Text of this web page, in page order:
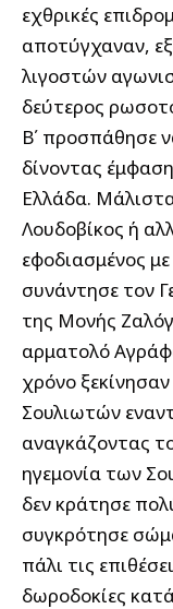
εχθρικές
αποτύγχαναν,
λιγοστών
δεύτερος
Β΄ προσπάθησε
δίνοντας
Ελλάδα.
Λουδοβίκος ή
εφοδιασμένος
συνάντησε τον
της Μονής
αρματολό
χρόνο
Σουλιωτών
αναγκάζοντας
ηγεμονία των
δεν κράτησε
συγκρότησε
πάλι τις
δωροδοκίες